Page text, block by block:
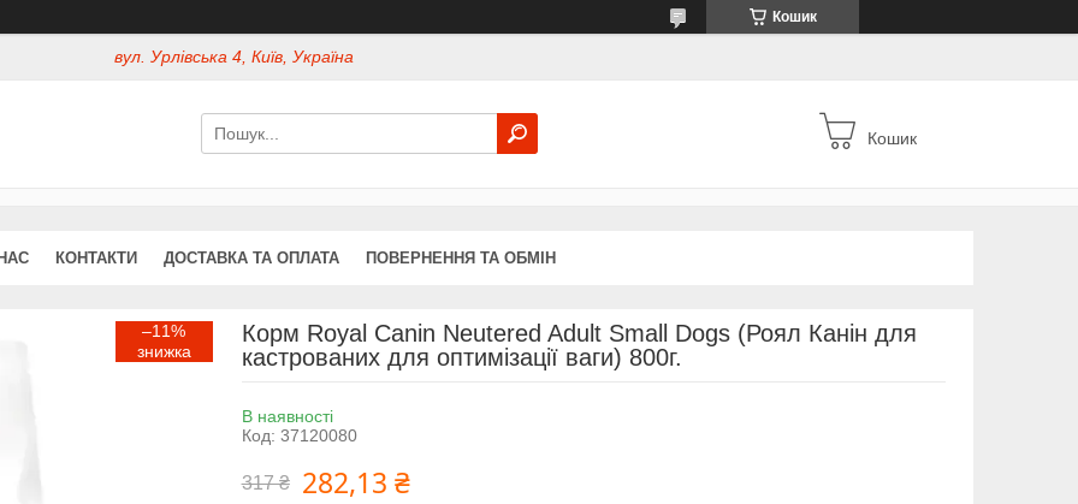
Кошик
вул. Урлівська 4, Київ, Україна
Кошик
КОНТАКТИ ДОСТАВКА ТА ОПЛАТА ПОВЕРНЕННЯ ТА ОБМІН
–11%
Корм Royal Canin Neutered Adult Small Dogs (Роял Канін для
кастрованих для оптимізації ваги) 800г.
В наявності
Код: 37120080
317 ₴ 282,13 ₴